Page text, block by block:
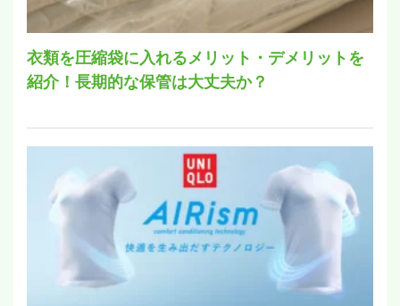
衣類を圧縮袋に入れるメリット・デメリットを
紹介！長期的な保管は大丈夫か？